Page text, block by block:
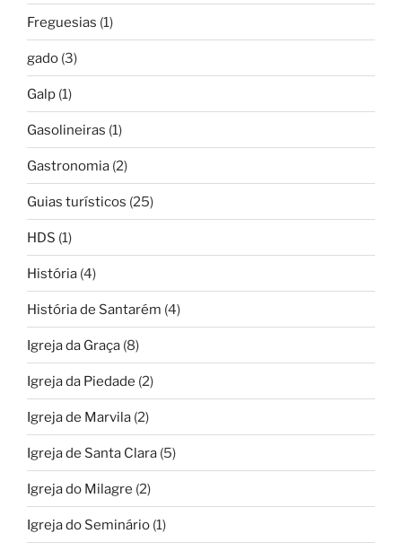
Freguesias (1)
gado (3)
Galp (1)
Gasolineiras (1)
Gastronomia (2)
Guias turísticos (25)
HDS (1)
História (4)
História de Santarém (4)
Igreja da Graça (8)
Igreja da Piedade (2)
Igreja de Marvila (2)
Igreja de Santa Clara (5)
Igreja do Milagre (2)
Igreja do Seminário (1)